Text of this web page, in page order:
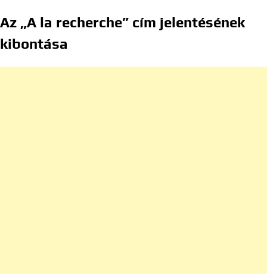
Az „A la recherche” cím jelentésének
kibontása